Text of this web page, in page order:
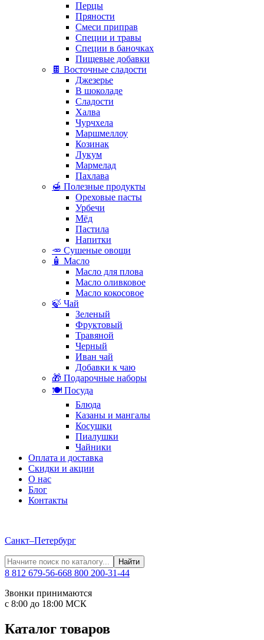
Перцы
Пряности
Смеси приправ
Специи и травы
Специи в баночках
Пищевые добавки
🍫 Восточные сладости
Джезерье
В шоколаде
Сладости
Халва
Чурчхела
Маршмеллоу
Козинак
Лукум
Мармелад
Пахлава
🍯 Полезные продукты
Ореховые пасты
Урбечи
Мёд
Пастила
Напитки
🥕 Сушеные овощи
🧴 Масло
Масло для плова
Масло оливковое
Масло кокосовое
🍃 Чай
Зеленый
Фруктовый
Травяной
Черный
Иван чай
Добавки к чаю
🎁 Подарочные наборы
🍽️ Посуда
Блюда
Казаны и мангалы
Косушки
Пиалушки
Чайники
Оплата и доставка
Скидки и акции
О нас
Блог
Контакты
Санкт–Петербург
Найти
8 812 679-56-668 800 200-31-44
Звонки принимаются
с 8:00 до 18:00 МСК
Каталог товаров